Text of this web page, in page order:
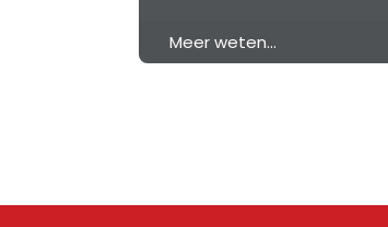
Meer weten...